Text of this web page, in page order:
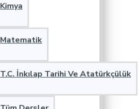
Kimya
Matematik
T.C. İnkılap Tarihi Ve Atatürkçülük